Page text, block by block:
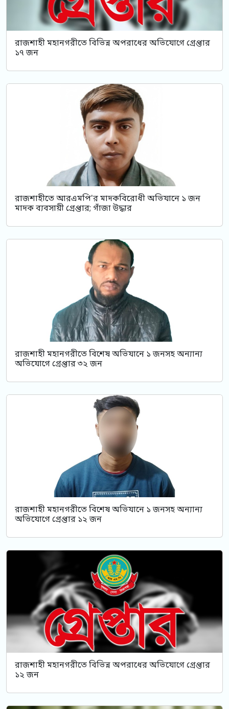
রাজশাহী মহানগরীতে বিভিন্ন অপরাধের অভিযোগে গ্রেপ্তার
১৭ জন
রাজশাহীতে আরএমপি'র মাদকবিরোধী অভিযানে ১ জন
মাদক ব্যবসায়ী গ্রেপ্তার; গাঁজা উদ্ধার
রাজশাহী মহানগরীতে বিশেষ অভিযানে ১ জনসহ অন্যান্য
অভিযোগে গ্রেপ্তার ৩২ জন
রাজশাহী মহানগরীতে বিশেষ অভিযানে ১ জনসহ অন্যান্য
অভিযোগে গ্রেপ্তার ১২ জন
রাজশাহী মহানগরীতে বিভিন্ন অপরাধের অভিযোগে গ্রেপ্তার
১২ জন